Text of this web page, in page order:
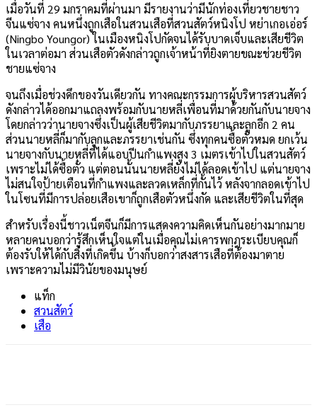
เมื่อวันที่ 29 มกราคมที่ผ่านมา มีรายงานว่ามีนักท่องเที่ยวชายชาว
จีนแซ่จาง คนหนึ่งถูกเสือในสวนเสือที่สวนสัตว์หนิงโป หย่าเกอเอ่อร์
(Ningbo Youngor) ในเมืองหนิงโปกัดจนได้รับบาดเจ็บและเสียชีวิต
ในเวลาต่อมา ส่วนเสือตัวดังกล่าวถูกเจ้าหน้าที่ยิงตายขณะช่วยชีวิต
ชายแซ่จาง
จนถึงเมื่อช่วงดึกของวันเดียวกัน ทางคณะกรรมการผู้บริหารสวนสัตว์
ดังกล่าวได้ออกมาแถลงพร้อมกับนายหลี่เพื่อนที่มาด้วยกันกับนายจาง
โดยกล่าวว่านายจางซึ่งเป็นผู้เสียชีวิตมากับภรรยาและลูกอีก 2 คน
ส่วนนายหลี่ก็มากับลูกและภรรยาเช่นกัน ซึ่งทุกคนซื้อตั๋วหมด ยกเว้น
นายจางกับนายหลี่ที่ได้แอบปีนกำแพงสูง 3 เมตรเข้าไปในสวนสัตว์
เพราะไม่ได้ซื้อตั๋ว แต่ตอนนั้นนายหลี่ยังไม่ได้ลอดเข้าไป แต่นายจาง
ไม่สนใจป้ายเตือนที่กำแพงและลวดเหล็กที่กั้นไว้ หลังจากลอดเข้าไป
ในโซนที่มีการปล่อยเสือเขาก็ถูกเสือตัวหนึ่งกัด และเสียชีวิตในที่สุด
สำหรับเรื่องนี้ชาวเน็ตจีนก็มีการแสดงความคิดเห็นกันอย่างมากมาย
หลายคนบอกว่ารู้สึกเห็นใจแต่ในเมื่อคุณไม่เคารพกฎระเบียบคุณก็
ต้องรับให้ได้กับสิ่งที่เกิดขึ้น บ้างก็บอกว่าสงสารเสือที่ต้องมาตาย
เพราะความไม่มีวินัยของมนุษย์
แท็ก
สวนสัตว์
เสือ